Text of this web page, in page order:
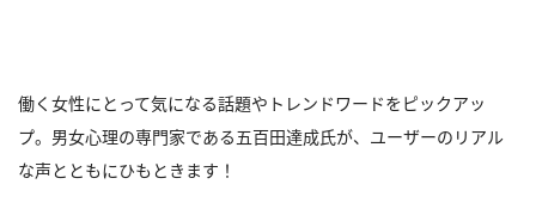
働く女性にとって気になる話題やトレンドワードをピックアッ
プ。男女心理の専門家である五百田達成氏が、ユーザーのリアル
な声とともにひもときます！